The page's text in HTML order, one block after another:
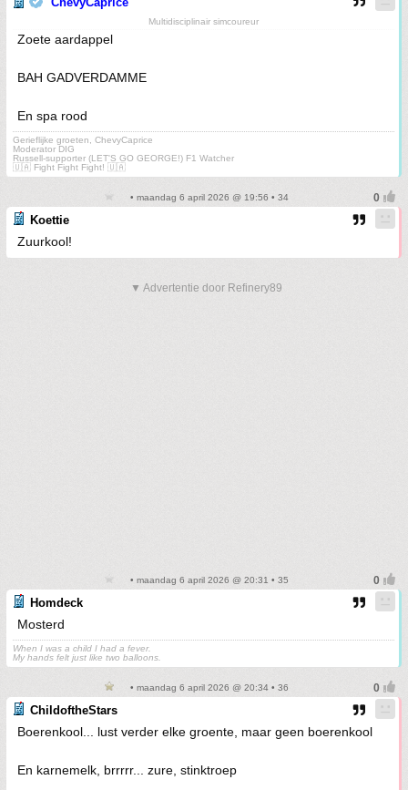
Multidisciplinair simcoureur
Zoete aardappel
BAH GADVERDAMME
En spa rood
Gerieflijke groeten, ChevyCaprice
Moderator DIG
Russell-supporter (LET'S GO GEORGE!) F1 Watcher
🇺🇦 Fight Fight Fight! 🇺🇦
• maandag 6 april 2026 @ 19:56 • 34
Koettie
Zuurkool!
▼ Advertentie door Refinery89
• maandag 6 april 2026 @ 20:31 • 35
Homdeck
Mosterd
When I was a child I had a fever.
My hands felt just like two balloons.
• maandag 6 april 2026 @ 20:34 • 36
ChildoftheStars
Boerenkool... lust verder elke groente, maar geen boerenkool
En karnemelk, brrrrr... zure, stinktroep